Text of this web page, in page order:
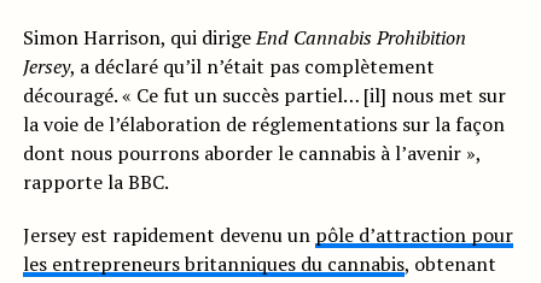
Simon Harrison, qui dirigeEnd Cannabis Prohibition
Jersey, a déclaré qu’il n’était pas complètement
découragé. « Ce fut un succès partiel… [il] nous met sur
la voie de l’élaboration de réglementations sur la façon
dont nous pourrons aborder le cannabis à l’avenir »,
rapporte la BBC.
Jersey est rapidement devenu un pôle d’attraction pour
les entrepreneurs britanniques du cannabis, obtenant